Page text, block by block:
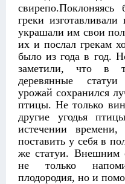
свирепо.Поклоняясь
греки
украшали им свои
их и послал грекам
было из года в год.
заметили, что в
деревянные
урожай сохранился
птицы. Не только
другие угодья
истечении
поставить у себя в
же статуи. Внешним
не только
плодородия, но и